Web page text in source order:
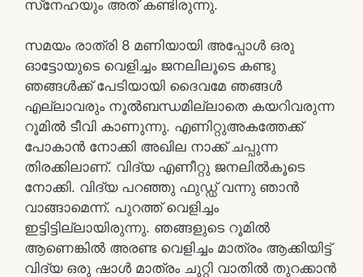
സ്‌നേഹയും അത് കണ്ടിരുന്നു.
സമയം രാത്രി 8 മണിയായി അപ്പോള്‍ ഒരു
ഓട്ടോയുടെ വെളിച്ചം ജനലിലൂടെ കണ്ടു
ഞങ്ങള്‍ക്ക് പേടിയായി ദൈവമേ ഞങ്ങള്‍
എല്ലാവരും നൂല്‍ബന്ധമില്ലാതെ കയറിവരുന്ന
റൂമില്‍ ടീവി കാണുന്നു. എണിറ്റുഅകത്തേക്ക്
പോകാന്‍ നോക്കി അഖില നാക്ക് ചപ്പുന്ന
തിരക്കിലാണ്. വിദ്യ എണീറ്റു ജനലില്‍കൂടെ
നോക്കി. വിദ്യ പറഞ്ഞു ഫുഡ്ഡ് വന്നു ഞാന്‍
വാങ്ങാമെന്ന്. പുറത്ത് വെളിച്ചം
ഇട്ടിട്ടില്ലായിരുന്നു. ഞങ്ങളുടെ റൂമില്‍
ആണെങ്കില്‍ അരണ്ട വെളിച്ചം മാത്രം ആക്കിയിട്ട്
വിദ്യ ഒരു ഷാള്‍ മാത്രം ചുറ്റി വാതില്‍ തുറക്കാന്‍